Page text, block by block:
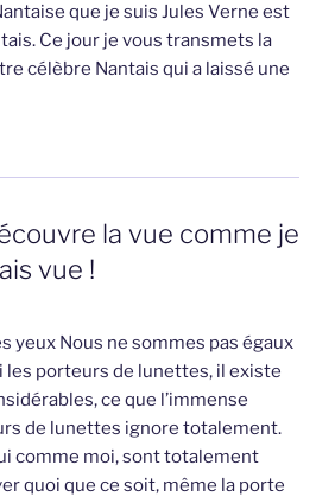
que je suis Jules Verne est
Ce jour je vous transmets la
célèbre Nantais qui a laissé une
la vue comme je
vue !
yeux Nous ne sommes pas égaux
les porteurs de lunettes, il existe
ce que l’immense
de lunettes ignore totalement.
comme moi, sont totalement
quoi que ce soit, même la porte